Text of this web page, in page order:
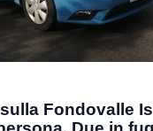
Fondovalle